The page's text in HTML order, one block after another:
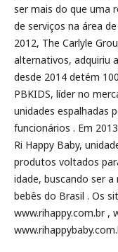
ser mais do que uma
de serviços na área
2012, The Carlyle
alternativos, adquiriu
desde 2014 detém
PBKIDS, líder no
unidades espalhadas
funcionários . Em
Ri Happy Baby,
produtos voltados
idade, buscando ser
bebês do Brasil . Os
www.rihappy.com.br ,